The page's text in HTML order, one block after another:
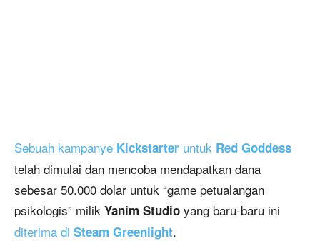
Sebuah kampanye Kickstarter untuk Red Goddess
telah dimulai dan mencoba mendapatkan dana
sebesar 50.000 dolar untuk “game petualangan
psikologis” milik Yanim Studio yang baru-baru ini
diterima di Steam Greenlight.